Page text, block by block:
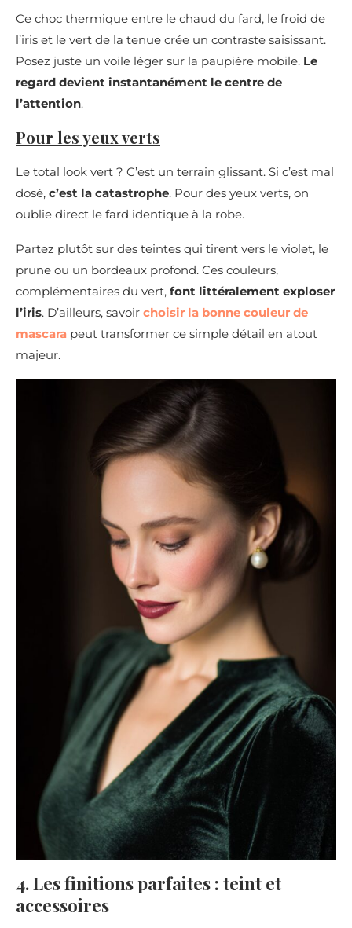
Ce choc thermique entre le chaud du fard, le froid de
l’iris et le vert de la tenue crée un contraste saisissant.
Posez juste un voile léger sur la paupière mobile. Le
regard devient instantanément le centre de
l’attention.
Pour les yeux verts
Le total look vert ? C’est un terrain glissant. Si c’est mal
dosé, c’est la catastrophe. Pour des yeux verts, on
oublie direct le fard identique à la robe.
Partez plutôt sur des teintes qui tirent vers le violet, le
prune ou un bordeaux profond. Ces couleurs,
complémentaires du vert, font littéralement exploser
l’iris. D’ailleurs, savoir choisir la bonne couleur de
mascara peut transformer ce simple détail en atout
majeur.
4. Les finitions parfaites : teint et
accessoires